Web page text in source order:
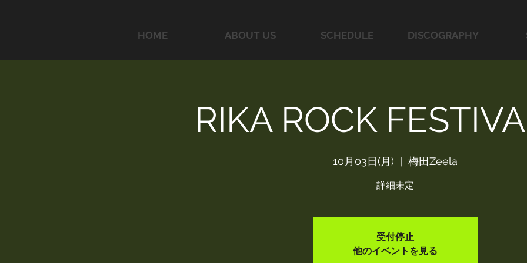
HOME ABOUT US SCHEDULE DISCOGRAPHY
RIKA ROCK
10月03日(月) 梅田Zeela
詳細未定
受付停止
他のイベントを見る